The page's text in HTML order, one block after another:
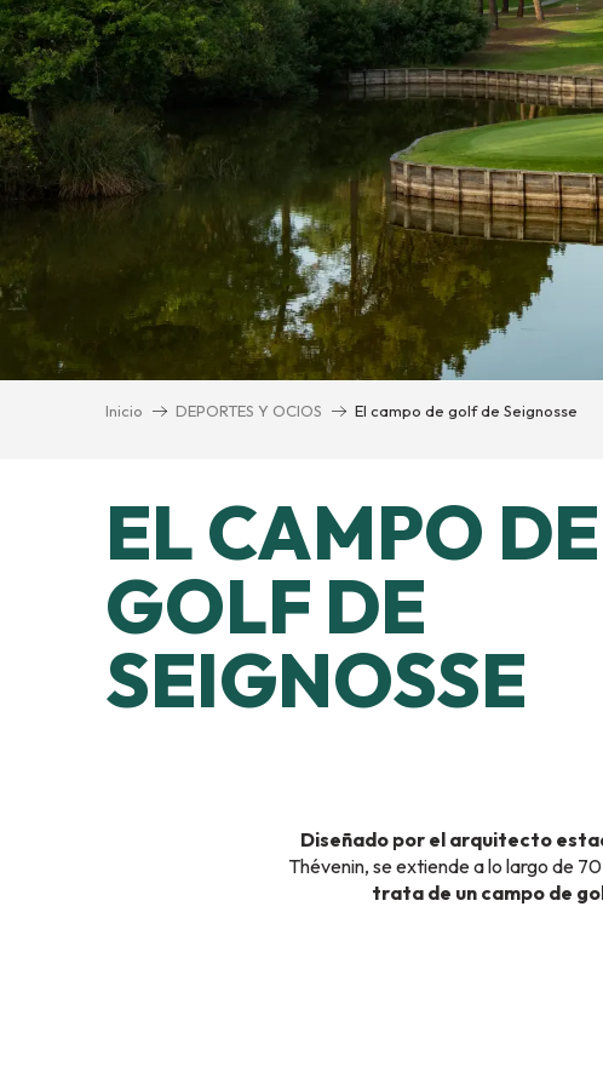
Inicio DEPORTES Y OCIOS El campo de golf de Seignosse
EL CAMPO DE
GOLF DE
SEIGNOSSE
Diseñado por el arquitecto
Thévenin, se extiende a lo largo de
trata de un campo de